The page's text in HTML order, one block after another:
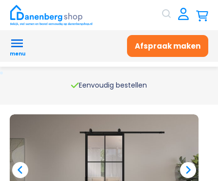
menu
Afspraak maken
Eenvoudig bestellen